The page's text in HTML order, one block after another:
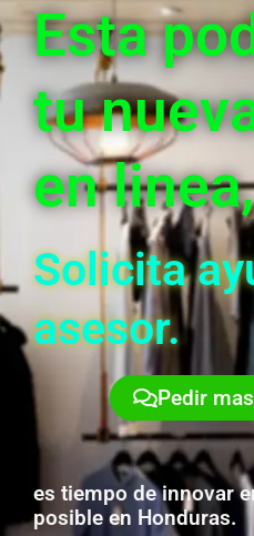
Esta
tu
en linea,
Solicita
asesor.
Pedir
es tiempo de innovar
posible en Honduras.